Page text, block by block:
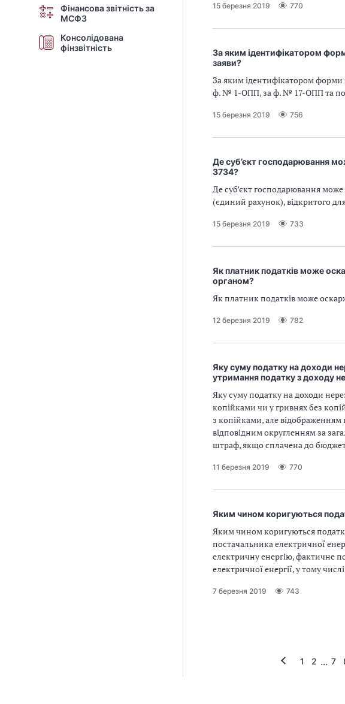
Фінансова звітність за
МСФЗ
Консолідована
фінзвітність
15 березня 2019 770
За яким ідентифікатором
заяви?
За яким ідентифікатором форми
ф. № 1-ОПП, за ф. № 17-ОПП та
15 березня 2019 756
Де суб’єкт господарювання
3734?
Де суб’єкт господарювання
(єдиний рахунок), відкритого
15 березня 2019 733
Як платник податків може
органом?
Як платник податків може
12 березня 2019 782
Яку суму податку на доходи
утримання податку з доходу
Яку суму податку на доходи
копійками чи у гривнях без
з копійками, але відображенням
відповідним округленням за
штраф, якщо сплачена до
11 березня 2019 770
Яким чином коригуються
Яким чином коригуються
постачальника електричної
електричну енергію, фактичне
електричної енергії, у тому
7 березня 2019 743
1 2 ... 7